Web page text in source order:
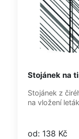
Stojánek na
Stojánek z
na vložení
od: 138 Kč